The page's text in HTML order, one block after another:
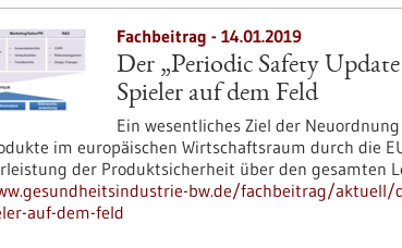
Fachbeitrag - 14.01.2019
Der „Periodic Safety
Spieler auf dem Feld
Ein wesentliches Ziel der
im europäischen Wirtschaftsraum durch die
der Produktsicherheit über den gesamten
bw.de/fachbeitrag/aktuell/
auf-dem-feld